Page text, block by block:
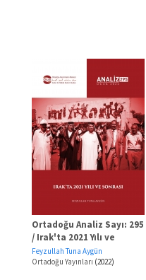
Ortadoğu Analiz Sayı: 295
/ Irak'ta 2021 Yılı ve
Sonrası
Feyzullah Tuna Aygün
Ortadoğu Yayınları (2022)